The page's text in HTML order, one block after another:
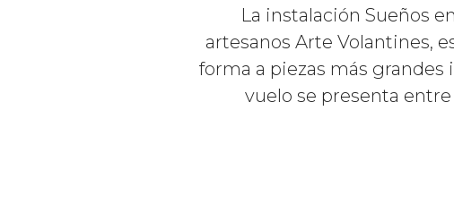
La instalación Sueños
artesanos Arte Volantines,
forma a piezas más grandes
vuelo se presenta